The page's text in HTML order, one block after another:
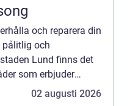
och reparera din
pålitlig och
Lund finns det
som erbjuder
02 augusti 2026